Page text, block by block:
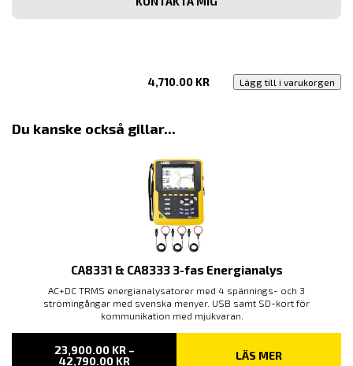
post
4,710.00 KR Lägg till i varukorgen
Du kanske också gillar...
CA8331 & CA8333 3-fas Energianalys
AC+DC TRMS energianalysatorer med 4 spännings- och 3
strömingångar med svenska menyer. USB samt SD-kort för
kommunikation med mjukvaran.
23,900.00 KR –
42,790.00 KRPRISINTERVALL:
LÄS MER